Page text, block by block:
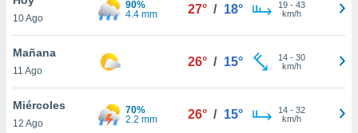
en
más
nuestra
10 Ago
90%
4.4 mm
27° / 18° 19- 43
km/h
Mañana
11 Ago
26° / 15° 14- 30
km/h
Miércoles
12 Ago
70%
2.2 mm
26° / 15° 14- 32
km/h